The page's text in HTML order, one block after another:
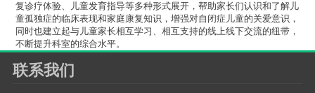
复诊疗体验、儿童发育指导等多种形式展开，帮助家长们认识和了解儿
童孤独症的临床表现和家庭康复知识，增强对自闭症儿童的关爱意识，
同时也建立起与儿童家长相互学习、相互支持的线上线下交流的纽带，
不断提升科室的综合水平。
联系我们